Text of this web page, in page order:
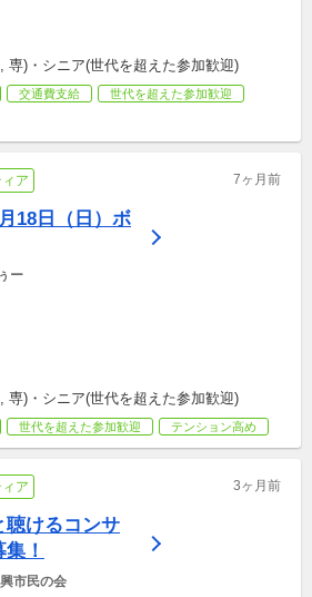
専)・シニア(世代を超えた参加歓迎)
交通費支給
世代を超えた参加歓迎
ア 7ヶ月前
18日（日）ボ
ー
専)・シニア(世代を超えた参加歓迎)
世代を超えた参加歓迎 テンション高め
ア 3ヶ月前
聴けるコンサ
！
市民の会